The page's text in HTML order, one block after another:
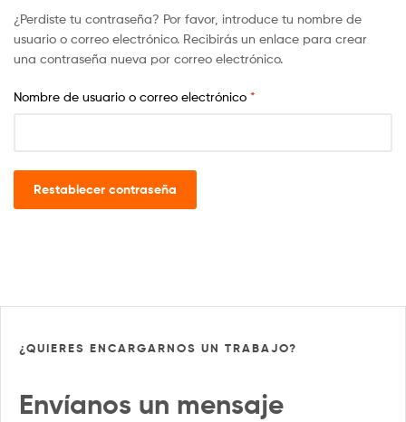
¿Perdiste tu contraseña? Por favor, introduce tu nombre de
usuario o correo electrónico. Recibirás un enlace para crear
una contraseña nueva por correo electrónico.
Nombre de usuario o correo electrónico *
Restablecer contraseña
¿QUIERES ENCARGARNOS UN TRABAJO?
Envíanos un mensaje